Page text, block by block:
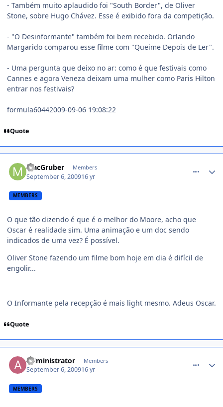
- Também muito aplaudido foi "South Border", de Oliver
Stone, sobre Hugo Chávez. Esse é exibido fora da competição.
- "O Desinformante" também foi bem recebido. Orlando
Margarido comparou esse filme com "Queime Depois de Ler".
- Uma pergunta que deixo no ar: como é que festivais como
Cannes e agora Veneza deixam uma mulher como Paris Hilton
entrar nos festivais?
formula60442009-09-06 19:08:22
Quote
MacGruber Members
September 6, 200916 yr
MEMBERS
O que tão dizendo é que é o melhor do Moore, acho que
Oscar é realidade sim. Uma animação e um doc sendo
indicados de uma vez? É possível.
Oliver Stone fazendo um filme bom hoje em dia é difícil de
engolir...
O Informante pela recepção é mais light mesmo. Adeus Oscar.
Quote
Administrator Members
September 6, 200916 yr
MEMBERS